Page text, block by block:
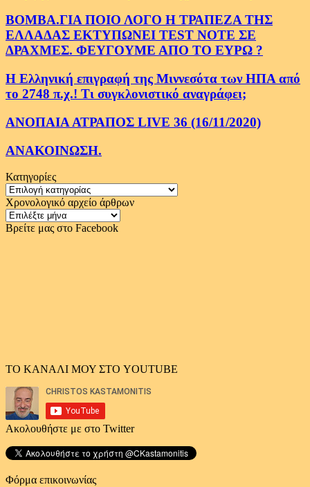
ΒΟΜΒΑ.ΓΙΑ ΠΟΙΟ ΛΟΓΟ Η ΤΡΑΠΕΖΑ ΤΗΣ
ΕΛΛΑΔΑΣ ΕΚΤΥΠΩΝΕΙ TEST NOTE ΣΕ
ΔΡΑΧΜΕΣ. ΦΕΥΓΟΥΜΕ ΑΠΟ ΤΟ ΕΥΡΩ ?
Η Ελληνική επιγραφή της Μιννεσότα των ΗΠΑ από
το 2748 π.χ.! Τι συγκλονιστικό αναγράφει;
ΑΝΟΠΑΙΑ ΑΤΡΑΠΟΣ LIVE 36 (16/11/2020)
ΑΝΑΚΟΙΝΩΣΗ.
Κατηγορίες
Κατηγορίες
Χρονολογικό αρχείο άρθρων
Χρονολογικό
αρχείο
Βρείτε μας στο Facebook
ΤΟ ΚΑΝΑΛΙ ΜΟΥ ΣΤΟ YOUTUBE
Ακολουθήστε με στο Twitter
Φόρμα επικοινωνίας